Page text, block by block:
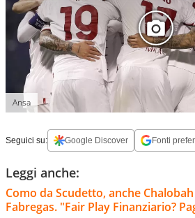
Ansa
Seguici su: Google Discover Fonti
Leggi anche:
Como da Scudetto, anche
Fabregas. "Fair Play Finanziario?